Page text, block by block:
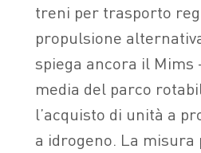
treni per trasporto
propulsione
spiega ancora il Mims
media del parco
l’acquisto di unità a
a idrogeno. La misura